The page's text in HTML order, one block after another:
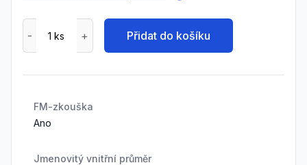
Přidat do košíku
FM-zkouška
Ano
Jmenovitý vnitřní průměr